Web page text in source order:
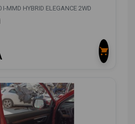
MMD HYBRID ELEGANCE 2WD